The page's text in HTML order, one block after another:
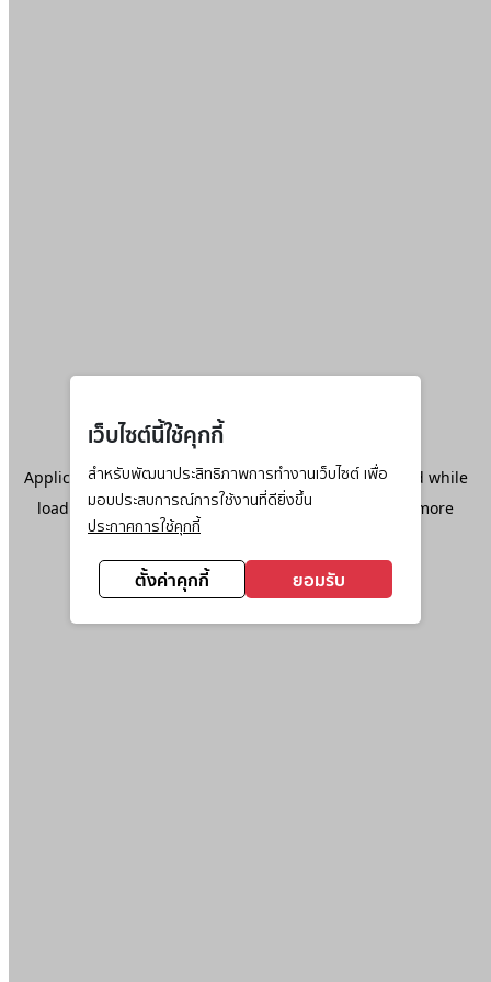
เว็บไซต์นี้ใช้คุกกี้
สำหรับพัฒนาประสิทธิภาพการทำงานเว็บไซต์ เพื่อ
มอบประสบการณ์การใช้งานที่ดียิ่งขึ้น
ประกาศการใช้คุกกี้
ตั้งค่าคุกกี้ ยอมรับ
Application error: aclient-side exception has occurred while
loadingwww.ktc.co.th(see the browser console
for more
information).